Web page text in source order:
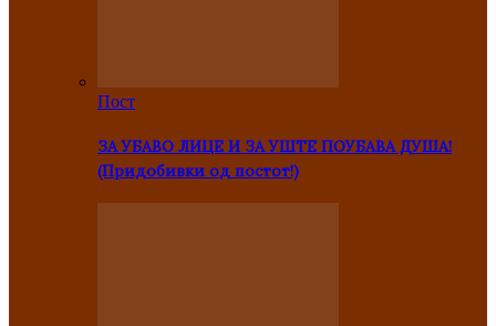
Пост
ЗА УБАВО ЛИЦЕ И ЗА УШТЕ ПОУБАВА ДУША!
(Придобивки од постот!)